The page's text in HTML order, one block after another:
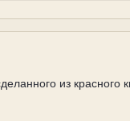
из